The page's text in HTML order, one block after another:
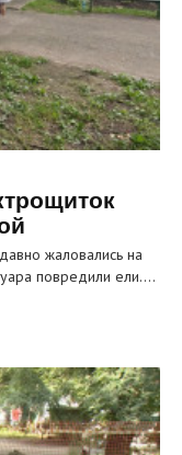
жаловались на
повредили ели.…